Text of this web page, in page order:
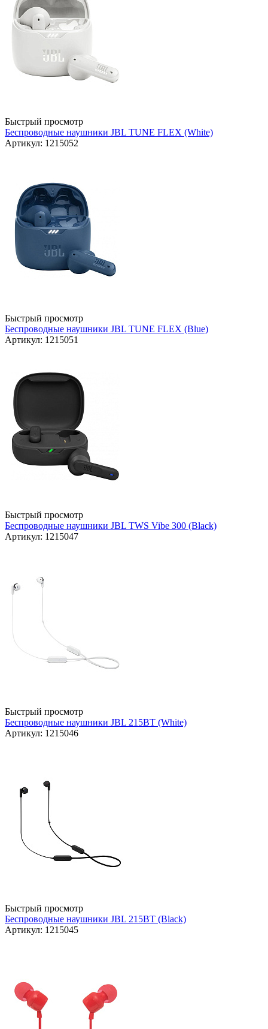
Быстрый просмотр
Беспроводные наушники JBL TUNE FLEX (White)
Артикул: 1215052
Быстрый просмотр
Беспроводные наушники JBL TUNE FLEX (Blue)
Артикул: 1215051
Быстрый просмотр
Беспроводные наушники JBL TWS Vibe 300 (Black)
Артикул: 1215047
Быстрый просмотр
Беспроводные наушники JBL 215BT (White)
Артикул: 1215046
Быстрый просмотр
Беспроводные наушники JBL 215BT (Black)
Артикул: 1215045